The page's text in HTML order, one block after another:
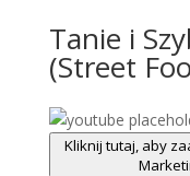
Tanie i
(Street
Kliknij tutaj, aby